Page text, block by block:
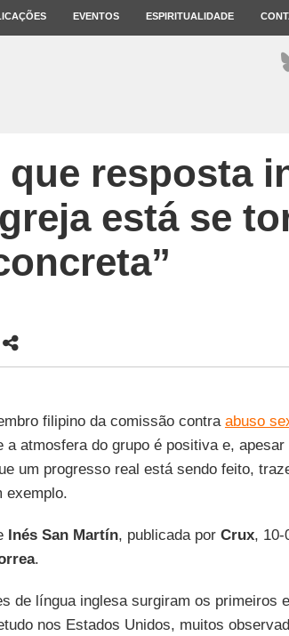
EVENTOS ESPIRITUALIDADE
resposta
está se
filipino da comissão contra abuso
a atmosfera do grupo é positiva e, apesar
um progresso real está sendo feito,
exemplo.
Inés San Martín, publicada por Crux, 10-
.
de língua inglesa surgiram os primeiros
nos Estados Unidos, muitos